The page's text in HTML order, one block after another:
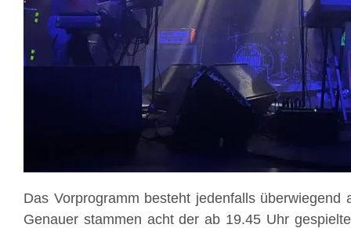
Das Vorprogramm besteht jedenfalls überwiegend
Genauer stammen acht der ab 19.45 Uhr